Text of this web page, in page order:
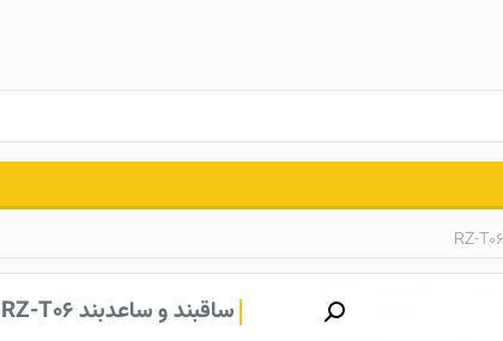
ساقبند و ساعد‌بند RZ-T06